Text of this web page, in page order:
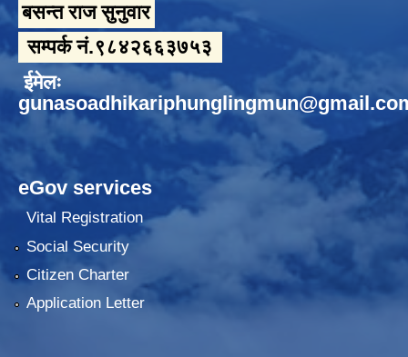
बसन्त राज सुनुवार
सम्पर्क नं.९८४२६६३७५३
ईमेलः
eGov services
Vital Registration
Social Security
Citizen Charter
Application Letter